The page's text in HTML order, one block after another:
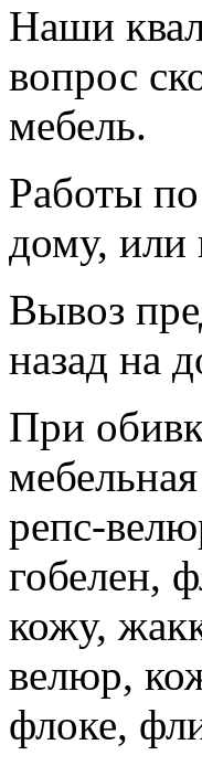
Наши
вопрос
мебель.
Работы
дому, или
Вывоз
назад на
При
репс-
гобелен,
кожу,
велюр,
флоке,